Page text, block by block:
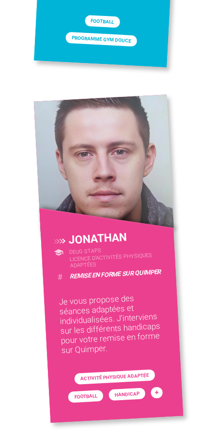
FOOTBALL
PROGRAMME GYM DOUCE
JONATHAN
DEUG STAPS
LICENCE D’ACTIVITÉS PHYSIQUES
ADAPTÉES
# REMISE EN FORME SUR QUIMPER
Je vous propose des
séances adaptées et
individualisées. J'interviens
sur les différents handicaps
pour votre remise en forme
sur Quimper.
ACTIVITÉ PHYSIQUE ADAPTÉE
FOOTBALL HANDICAP +